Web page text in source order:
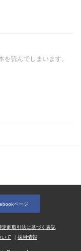
を読んでしまいます。
ページ
定商取引法に基づく表記
いて 採用情報